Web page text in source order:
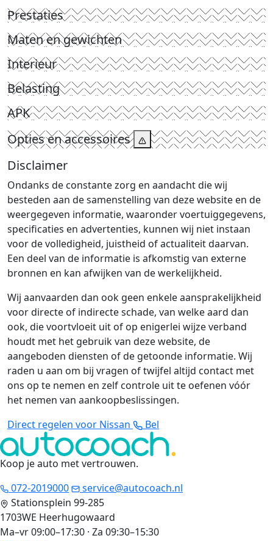
Prestaties
Maten en gewichten
Interieur
Belasting
APK
Opties en accessoires
Disclaimer
Ondanks de constante zorg en aandacht die wij
besteden aan de samenstelling van deze website en de
weergegeven informatie, waaronder voertuiggegevens,
specificaties en advertenties, kunnen wij niet instaan
voor de volledigheid, juistheid of actualiteit daarvan.
Een deel van de informatie is afkomstig van externe
bronnen en kan afwijken van de werkelijkheid.
Wij aanvaarden dan ook geen enkele aansprakelijkheid
voor directe of indirecte schade, van welke aard dan
ook, die voortvloeit uit of op enigerlei wijze verband
houdt met het gebruik van deze website, de
aangeboden diensten of de getoonde informatie. Wij
raden u aan om bij vragen of twijfel altijd contact met
ons op te nemen en zelf controle uit te oefenen vóór
het nemen van aankoopbeslissingen.
Direct regelen voor Nissan
Bel
Koop je auto met vertrouwen.
072-2019000
service@autocoach.nl
Stationsplein 99-285
1703WE Heerhugowaard
Ma–vr 09:00–17:30 · Za 09:30–15:30